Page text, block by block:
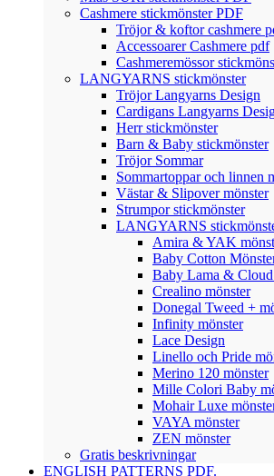
Cashmere stickmönster PDF
Tröjor & koftor cashmere
Accessoarer Cashmere pdf
Cashmeremössor
LANGYARNS stickmönster
Tröjor Langyarns Design
Cardigans Langyarns
Herr stickmönster
Barn & Baby stickmönster
Tröjor Sommar
Sommartoppar och linnen
Västar & Slipover mönster
Strumpor stickmönster
LANGYARNS
Amira & YAK
Baby Cotton
Baby Lama & Cloud
Crealino mönster
Donegal Tweed +
Infinity mönster
Lace Design
Linello och Pride
Merino 120 mönster
Mille Colori Baby
Mohair Luxe
VAYA mönster
ZEN mönster
Gratis beskrivningar
ENGLISH PATTERNS PDF.